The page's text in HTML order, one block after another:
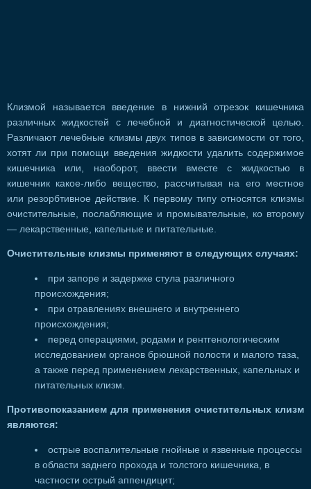
Клизмой называется введение в нижний отрезок кишечника
различных жидкостей с лечебной и диагностической целью.
Различают лечебные клизмы двух типов в зависимости от того,
хотят ли при помощи введения жидкости удалить содержимое
кишечника или, наоборот, ввести вместе с жидкостью в
кишечник какое-либо вещество, рассчитывая на его местное
или резорбтивное действие. К первому типу относятся клизмы
очистительные, послабляющие и промывательные, ко второму
— лекарственные, капельные и питательные.
Очистительные клизмы применяют в следующих случаях:
при запоре и задержке стула различного
происхождения;
при отравлениях внешнего и внутреннего
происхождения;
перед операциями, родами и рентгенологическим
исследованием органов брюшной полости и малого таза,
а также перед применением лекарственных, капельных и
питательных клизм.
Противопоказанием для применения очистительных клизм
являются:
острые воспалительные гнойные и язвенные процессы
в области заднего прохода и толстого кишечника, в
частности острый аппендицит;